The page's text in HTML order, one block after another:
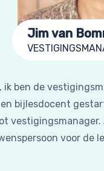
Jim van
ben de
bijlesdocent
voor de